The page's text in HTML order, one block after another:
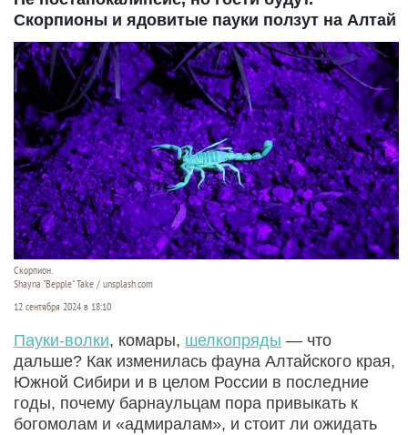
Скорпионы и ядовитые пауки ползут на Алтай
Скорпион.
Shayna "Bepple" Take / unsplash.com
12 сентября 2024 в 18:10
Пауки-волки, комары, шелкопряды — что
дальше? Как изменилась фауна Алтайского края,
Южной Сибири и в целом России в последние
годы, почему барнаульцам пора привыкать к
богомолам и «адмиралам», и стоит ли ожидать